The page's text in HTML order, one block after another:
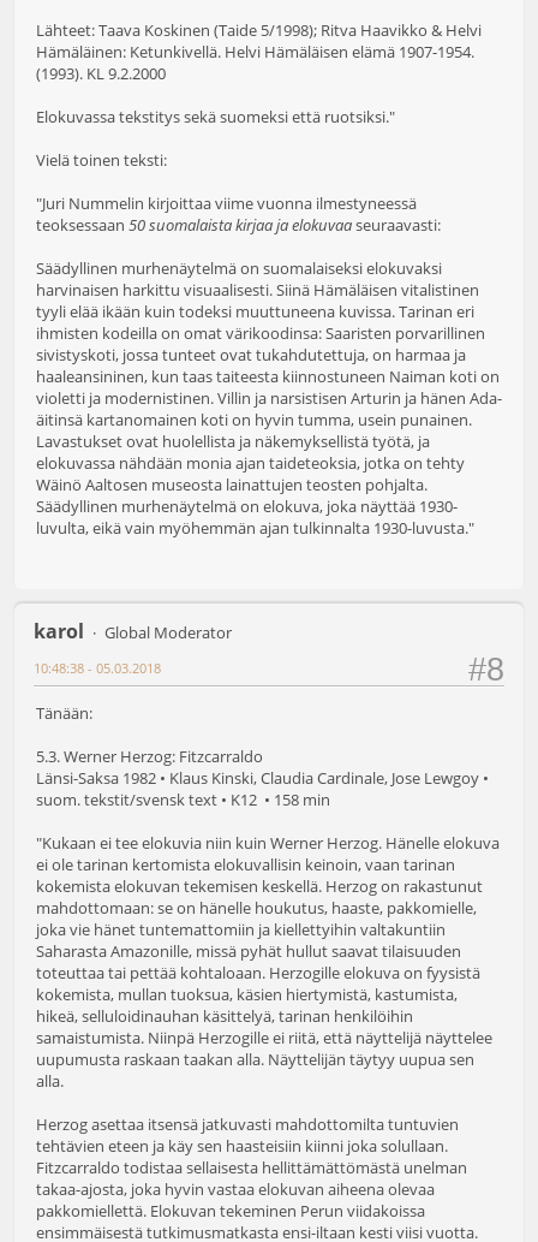
Lähteet: Taava Koskinen (Taide 5/1998); Ritva Haavikko & Helvi
Hämäläinen: Ketunkivellä. Helvi Hämäläisen elämä 1907-1954.
(1993). KL 9.2.2000
Elokuvassa tekstitys sekä suomeksi että ruotsiksi."
Vielä toinen teksti:
"Juri Nummelin kirjoittaa viime vuonna ilmestyneessä
teoksessaan 50 suomalaista kirjaa ja elokuvaaseuraavasti:
Säädyllinen murhenäytelmä on suomalaiseksi elokuvaksi
harvinaisen harkittu visuaalisesti. Siinä Hämäläisen vitalistinen
tyyli elää ikään kuin todeksi muuttuneena kuvissa. Tarinan eri
ihmisten kodeilla on omat värikoodinsa: Saaristen porvarillinen
sivistyskoti, jossa tunteet ovat tukahdutettuja, on harmaa ja
haaleansininen, kun taas taiteesta kiinnostuneen Naiman koti on
violetti ja modernistinen. Villin ja narsistisen Arturin ja hänen Ada-
äitinsä kartanomainen koti on hyvin tumma, usein punainen.
Lavastukset ovat huolellista ja näkemyksellistä työtä, ja
elokuvassa nähdään monia ajan taideteoksia, jotka on tehty
Wäinö Aaltosen museosta lainattujen teosten pohjalta.
Säädyllinen murhenäytelmä on elokuva, joka näyttää 1930-
luvulta, eikä vain myöhemmän ajan tulkinnalta 1930-luvusta."
karol Global Moderator
#8
10:48:38 - 05.03.2018
Tänään:
5.3. Werner Herzog: Fitzcarraldo
Länsi-Saksa 1982 • Klaus Kinski, Claudia Cardinale, Jose Lewgoy •
suom. tekstit/svensk text • K12 • 158 min
"Kukaan ei tee elokuvia niin kuin Werner Herzog. Hänelle elokuva
ei ole tarinan kertomista elokuvallisin keinoin, vaan tarinan
kokemista elokuvan tekemisen keskellä. Herzog on rakastunut
mahdottomaan: se on hänelle houkutus, haaste, pakkomielle,
joka vie hänet tuntemattomiin ja kiellettyihin valtakuntiin
Saharasta Amazonille, missä pyhät hullut saavat tilaisuuden
toteuttaa tai pettää kohtaloaan. Herzogille elokuva on fyysistä
kokemista, mullan tuoksua, käsien hiertymistä, kastumista,
hikeä, selluloidinauhan käsittelyä, tarinan henkilöihin
samaistumista. Niinpä Herzogille ei riitä, että näyttelijä näyttelee
uupumusta raskaan taakan alla. Näyttelijän täytyy uupua sen
alla.
Herzog asettaa itsensä jatkuvasti mahdottomilta tuntuvien
tehtävien eteen ja käy sen haasteisiin kiinni joka solullaan.
Fitzcarraldo todistaa sellaisesta hellittämättömästä unelman
takaa-ajosta, joka hyvin vastaa elokuvan aiheena olevaa
pakkomiellettä. Elokuvan tekeminen Perun viidakoissa
ensimmäisestä tutkimusmatkasta ensi-iltaan kesti viisi vuotta.